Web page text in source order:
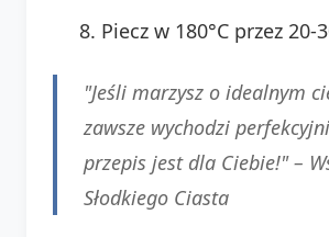
Piecz w 180°C przez
"Jeśli marzysz o idealnym
zawsze wychodzi
przepis jest dla Ciebie!" –
Słodkiego Ciasta